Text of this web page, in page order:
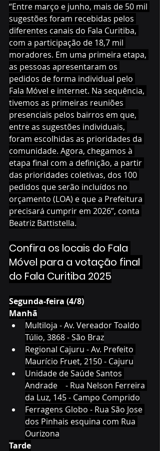
“Entre março e junho, mais de 50 mil
sugestões foram recebidas pelos
diferentes canais do Fala Curitiba,
com a participação de 18,7 mil
moradores. Em uma primeira etapa,
as pessoas apresentaram os
pedidos de forma individual pelo
Fala Móvel e internet. Na sequência,
tivemos as primeiras reuniões
presenciais pelos bairros em que,
entre as sugestões individuais,
foram escolhidas as prioridades da
comunidade. Agora, chegamos à
etapa final com a definição, a partir
das prioridades coletivas, dos 100
pedidos que serão incluídos no
orçamento (LOA) e que a Prefeitura
precisará cumprir em 2026”, conta
Beatriz Battistella.
Confira os locais do Fala
Móvel para a votação final
do Fala Curitiba 2025
Segunda-feira (4/8)
Manhã
Multiloja - Av. Vereador Toaldo
Túlio, 3868 - São Braz
Regional Cajuru - Av. Prefeito
Maurício Fruet, 2150 - Cajuru
Unidade de Saúde Santos
Andrade    - Rua Nelson Ferreira
da Luz, 145 - Campo Comprido
Ferragens Globo - Rua São Jose
dos Pinhais esquina com Rua
Ourizona
Tarde